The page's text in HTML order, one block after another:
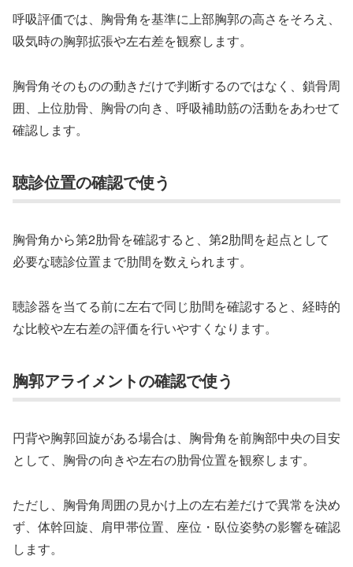
呼吸評価では、胸骨角を基準に上部胸郭の高さをそろえ、
吸気時の胸郭拡張や左右差を観察します。
胸骨角そのものの動きだけで判断するのではなく、鎖骨周
囲、上位肋骨、胸骨の向き、呼吸補助筋の活動をあわせて
確認します。
聴診位置の確認で使う
胸骨角から第2肋骨を確認すると、第2肋間を起点として
必要な聴診位置まで肋間を数えられます。
聴診器を当てる前に左右で同じ肋間を確認すると、経時的
な比較や左右差の評価を行いやすくなります。
胸郭アライメントの確認で使う
円背や胸郭回旋がある場合は、胸骨角を前胸部中央の目安
として、胸骨の向きや左右の肋骨位置を観察します。
ただし、胸骨角周囲の見かけ上の左右差だけで異常を決め
ず、体幹回旋、肩甲帯位置、座位・臥位姿勢の影響を確認
します。